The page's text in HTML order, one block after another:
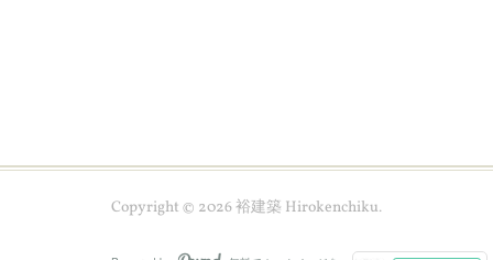
Copyright © 2026裕建築 Hirokenchiku.